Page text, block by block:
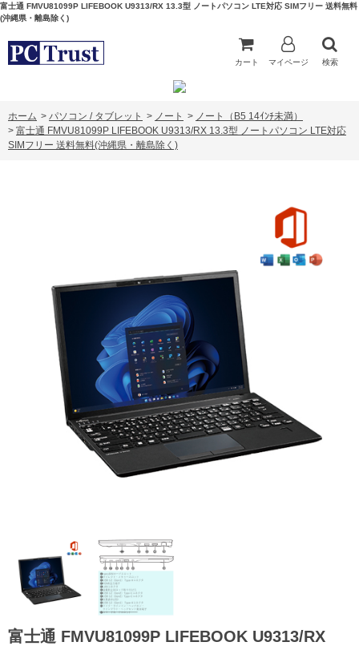
富士通 FMVU81099P LIFEBOOK U9313/RX 13.3型 ノートパソコン LTE対応 SIMフリー 送料無料
(沖縄県・離島除く)
カート マイページ 検索
ホーム > パソコン / タブレット > ノート > ノート（B5 14ｲﾝﾁ未満）
> 富士通 FMVU81099P LIFEBOOK U9313/RX 13.3型 ノートパソコン LTE対応
SIMフリー 送料無料(沖縄県・離島除く)
富士通 FMVU81099P LIFEBOOK U9313/RX